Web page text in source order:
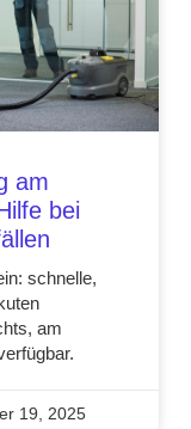
am
bei
schnelle,
am
19, 2025